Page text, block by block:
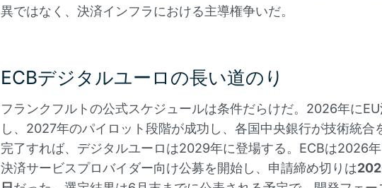
異ではなく、決済インフラにおける主導権争いだ。
ECBデジタルユーロの長い道のり
フランクフルトの公式スケジュールは条件だらけだ。2026年に
し、2027年のパイロット段階が成功し、各国中央銀行が技術統合
完了すれば、デジタルユーロは2029年に登場する。ECBは2026
決済サービスプロバイダー向け公募を開始し、申請締め切りは